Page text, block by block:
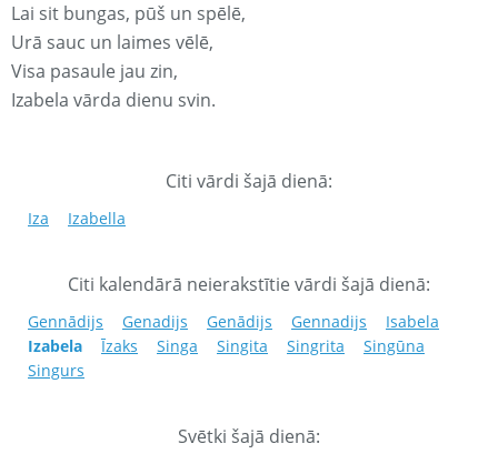
Lai sit bungas, pūš un spēlē,
Urā sauc un laimes vēlē,
Visa pasaule jau zin,
Izabela vārda dienu svin.
Citi vārdi šajā dienā:
Iza Izabella
Citi kalendārā neierakstītie vārdi šajā dienā:
Gennādijs Genadijs Genādijs Gennadijs
Isabela
Izabela
Īzaks Singa Singita Singrita
Singūna
Singurs
Svētki šajā dienā: